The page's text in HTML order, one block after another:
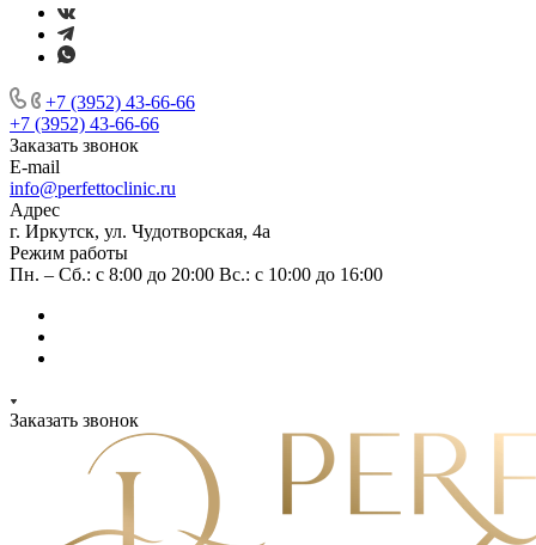
+7 (3952) 43-66-66
+7 (3952) 43-66-66
Заказать звонок
E-mail
info@perfettoclinic.ru
Адрес
г. Иркутск, ул. Чудотворская, 4а
Режим работы
Пн. – Сб.: с 8:00 до 20:00 Вс.: с 10:00 до 16:00
Заказать звонок